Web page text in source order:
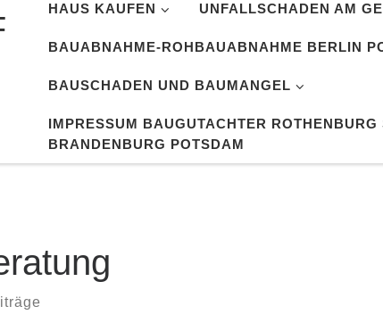
HAUS KAUFEN UNFALLSCHADEN AM
BAUABNAHME-ROHBAUABNAHME BERLIN
BAUSCHADEN UND BAUMANGEL
IMPRESSUM BAUGUTACHTER
BRANDENBURG POTSDAM